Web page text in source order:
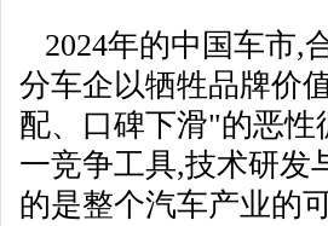
2024年的中国车市,
分车企以牺牲品牌价
配、口碑下滑"的恶
一竞争工具,技术研发
的是整个汽车产业的